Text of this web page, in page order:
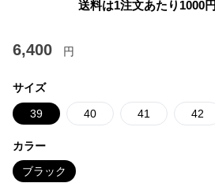
送料は1注文あたり 1000
6,400 円
サイズ
39 40 41 42
カラー
ブラック